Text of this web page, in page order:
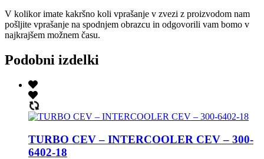
V kolikor imate kakršno koli vprašanje v zvezi z proizvodom nam
pošljite vprašanje na spodnjem obrazcu in odgovorili vam bomo v
najkrajšem možnem času.
Podobni izdelki
TURBO CEV – INTERCOOLER CEV – 300-
6402-18